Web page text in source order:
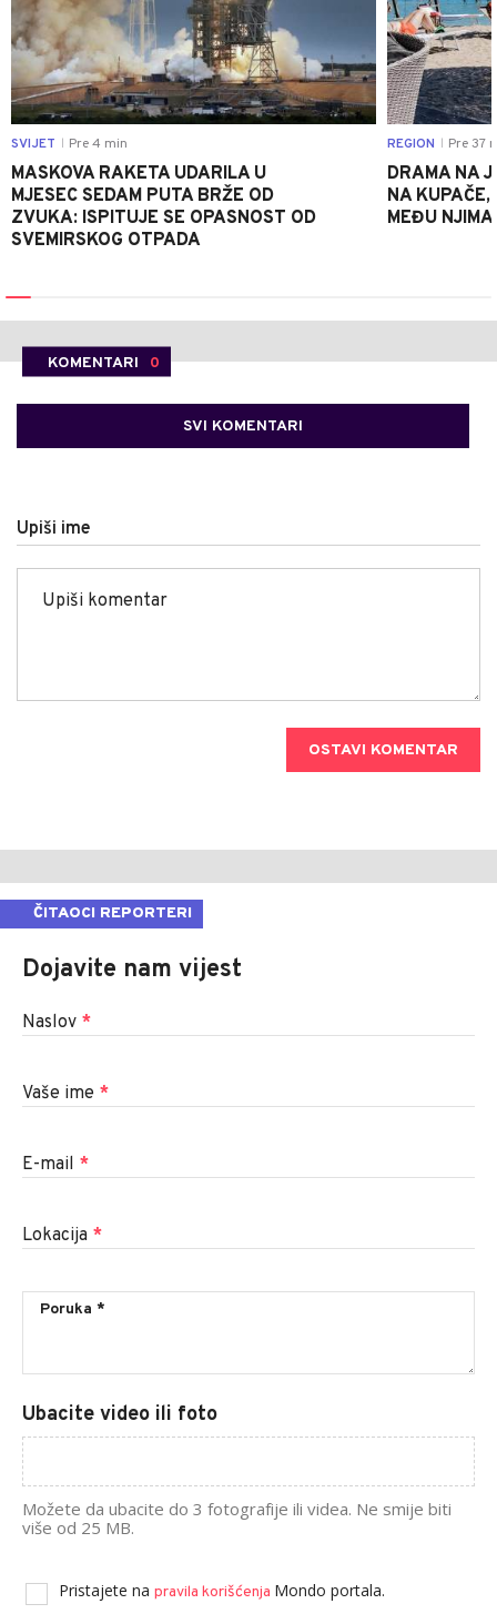
SVIJET Pre 4 min
MASKOVA RAKETA UDARILA U
MJESEC SEDAM PUTA BRŽE OD
ZVUKA: ISPITUJE SE OPASNOST OD
SVEMIRSKOG OTPADA
REGION Pre 37
DRAMA NA
NA
MEĐU NJIMA
KOMENTARI 0
SVI KOMENTARI
Upiši ime
OSTAVI KOMENTAR
ČITAOCI REPORTERI
Dojavite nam vijest
Naslov *
Vaše ime *
E-mail *
Lokacija *
Ubacite video ili foto
Možete da ubacite do 3 fotografije ili videa. Ne smije biti
više od 25 MB.
Pristajete na pravila korišćenja Mondo portala.